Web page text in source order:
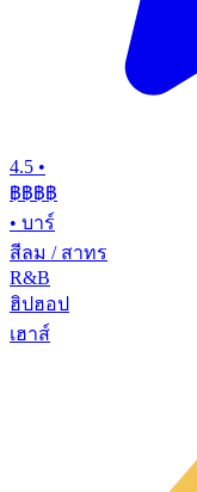
4.5 •
฿฿฿฿
• บาร์
สีลม / สาทร
R&B
ฮิปฮอป
เฮาส์